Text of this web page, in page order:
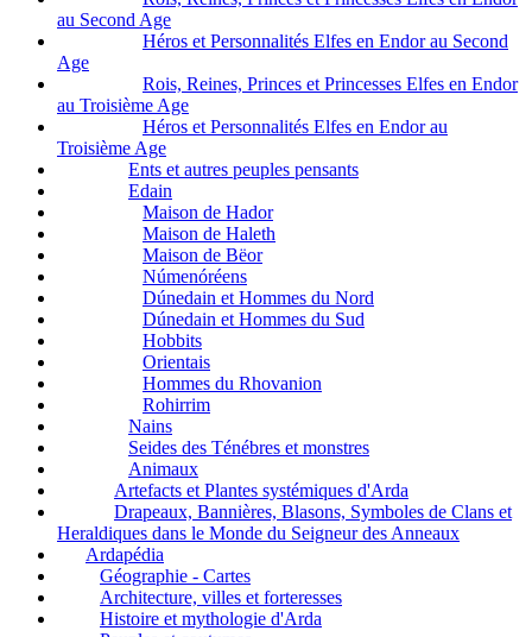
au Second Age
Héros et Personnalités Elfes en Endor au Second
Age
Rois, Reines, Princes et Princesses Elfes en Endor
au Troisième Age
Héros et Personnalités Elfes en Endor au
Troisième Age
Ents et autres peuples pensants
Edain
Maison de Hador
Maison de Haleth
Maison de Bëor
Númenóréens
Dúnedain et Hommes du Nord
Dúnedain et Hommes du Sud
Hobbits
Orientais
Hommes du Rhovanion
Rohirrim
Nains
Seides des Ténébres et monstres
Animaux
Artefacts et Plantes systémiques d'Arda
Drapeaux, Bannières, Blasons, Symboles de Clans et
Heraldiques dans le Monde du Seigneur des Anneaux
Ardapédia
Géographie - Cartes
Architecture, villes et forteresses
Histoire et mythologie d'Arda